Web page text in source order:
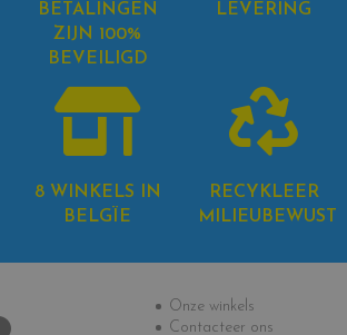
BETALINGEN
ZIJN 100%
BEVEILIGD
LEVERING
8 WINKELS IN
BELGÏE
RECYKLEER
MILIEUBEWUST
Informatie
Onze winkels
Contacteer ons